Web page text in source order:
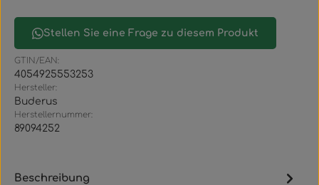
Stellen Sie eine Frage zu diesem Produkt
GTIN/EAN:
4054925553253
Hersteller:
Buderus
Herstellernummer:
89094252
Beschreibung